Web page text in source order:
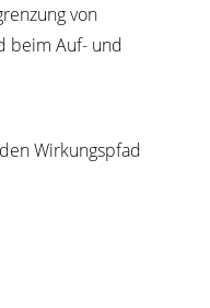
von
beim Auf- und
Wirkungspfad